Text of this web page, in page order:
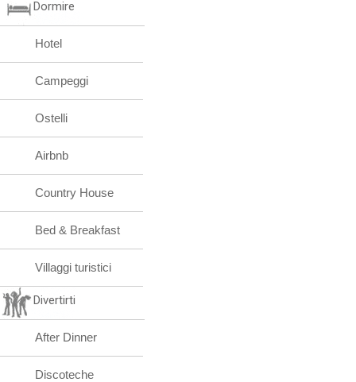
Dormire
Hotel
Campeggi
Ostelli
Airbnb
Country House
Bed & Breakfast
Villaggi turistici
Divertirti
After Dinner
Discoteche